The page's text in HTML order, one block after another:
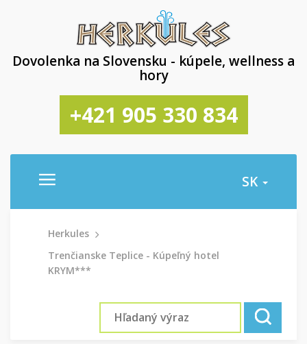
Dovolenka na Slovensku - kúpele, wellness a
hory
+421 905 330 834
SK
Herkules
Trenčianske Teplice - Kúpeľný hotel
KRYM***